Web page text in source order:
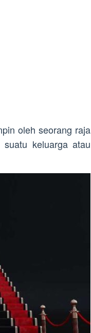
oleh seorang raja
keluarga atau